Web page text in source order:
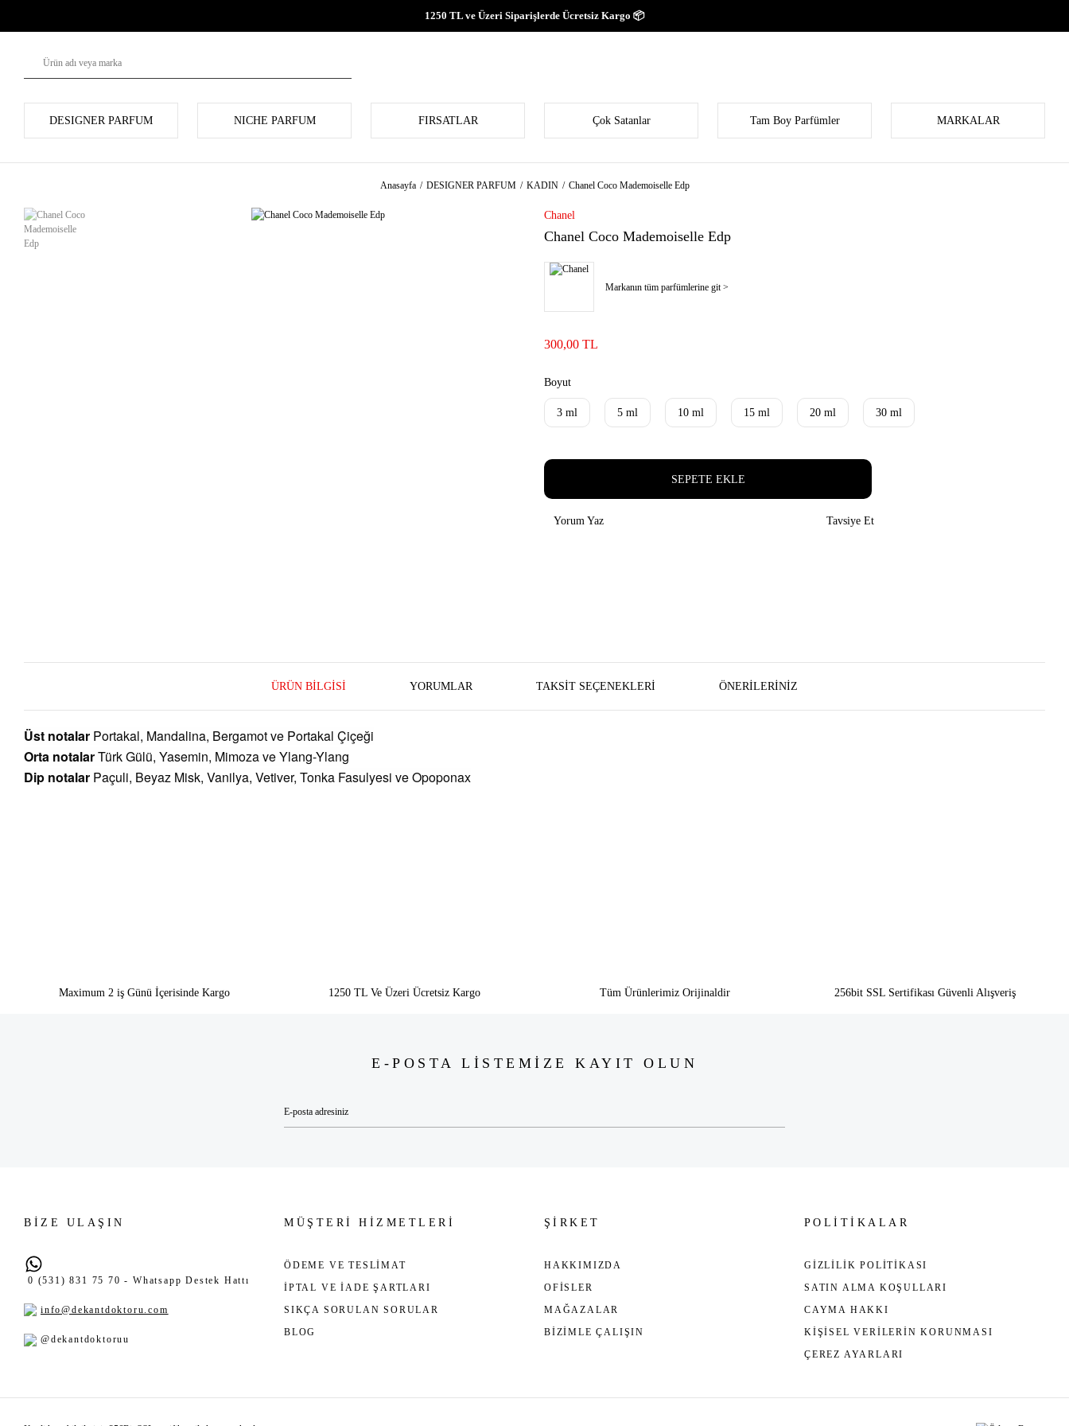
1250 TL ve Üzeri Siparişlerde Ücretsiz Kargo 📦
DESIGNER PARFUM NICHE PARFUM FIRSATLAR Çok Satanlar Tam Boy Parfümler MARKALAR
Anasayfa DESIGNER PARFUM KADIN Chanel Coco Mademoiselle Edp
Chanel
Chanel Coco Mademoiselle Edp
Markanın tüm parfümlerine git >
300,00 TL
Boyut
3 ml 5 ml 10 ml 15 ml 20 ml 30 ml
SEPETE EKLE
Yorum Yaz Tavsiye Et
ÜRÜN BILGISI YORUMLAR TAKSIT SEÇENEKLERI ÖNERILERINIZ
Üst notalar Portakal, Mandalina, Bergamot ve Portakal Çiçeği
Orta notalarTürk Gülü, Yasemin, Mimoza ve Ylang-Ylang
Dip notalar Paçuli, Beyaz Misk, Vanilya, Vetiver, Tonka Fasulyesi ve Opoponax
Maximum 2 iş Günü İçerisinde Kargo 1250 TL Ve Üzeri Ücretsiz Kargo Tüm Ürünlerimiz Orijinaldir 256bit SSL Sertifikası Güvenli Alışveriş
E-POSTA LİSTEMİZE KAYIT OLUN
BİZE ULAŞIN
0 (531) 831 75 70 - Whatsapp Destek Hattı
info@dekantdoktoru.com
@dekantdoktoruu
MÜŞTERİ HİZMETLERİ
ÖDEME VE TESLİMAT
İPTAL VE İADE ŞARTLARI
SIKÇA SORULAN SORULAR
BLOG
ŞİRKET
HAKKIMIZDA
OFİSLER
MAĞAZALAR
BİZİMLE ÇALIŞIN
POLİTİKALAR
GİZLİLİK POLİTİKASI
SATIN ALMA KOŞULLARI
CAYMA HAKKI
KİŞİSEL VERİLERİN KORUNMASI
ÇEREZ AYARLARI